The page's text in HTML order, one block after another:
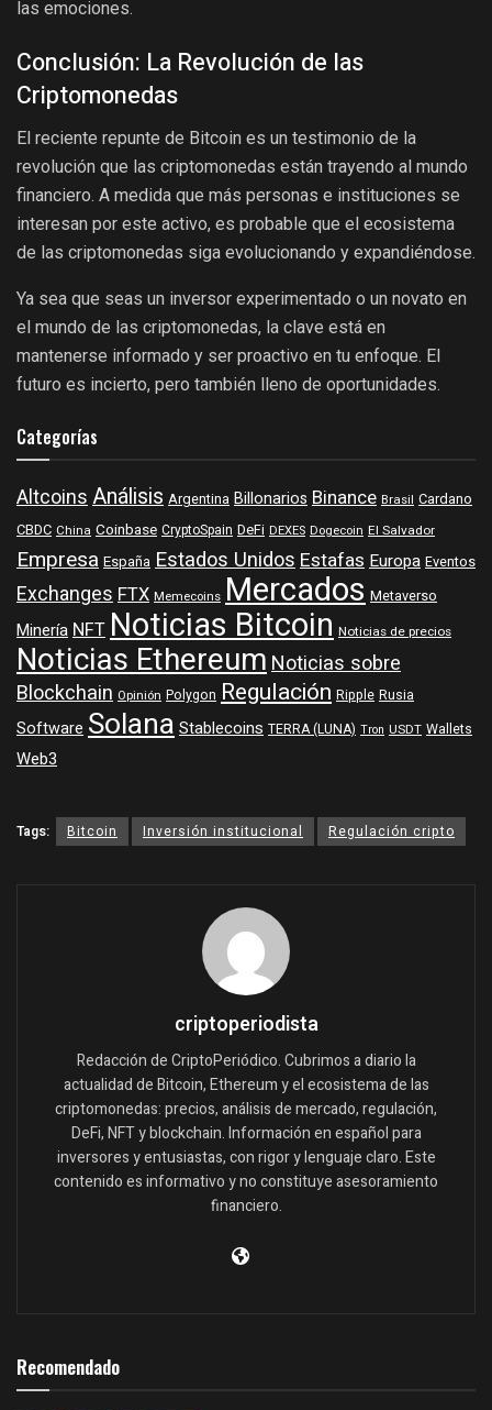
las emociones.
Conclusión: La Revolución de las
Criptomonedas
El reciente repunte de Bitcoin es un testimonio de la
revolución que las criptomonedas están trayendo al mundo
financiero. A medida que más personas e instituciones se
interesan por este activo, es probable que el ecosistema
de las criptomonedas siga evolucionando y expandiéndose.
Ya sea que seas un inversor experimentado o un novato en
el mundo de las criptomonedas, la clave está en
mantenerse informado y ser proactivo en tu enfoque. El
futuro es incierto, pero también lleno de oportunidades.
Categorías
Altcoins Análisis Argentina Billonarios Binance Brasil Cardano
CBDC China Coinbase CryptoSpain DeFi DEXES Dogecoin El Salvador
Empresa España Estados Unidos Estafas Europa Eventos
Exchanges FTX Memecoins Mercados Metaverso
MineríaNFTNoticias Bitcoin Noticias de precios
Noticias EthereumNoticias sobre
Blockchain Opinión Polygon Regulación Ripple Rusia
Software SolanaStablecoins TERRA (LUNA) Tron USDT Wallets
Web3
Tags: Bitcoin Inversión institucional Regulación cripto
criptoperiodista
Redacción de CriptoPeriódico. Cubrimos a diario la
actualidad de Bitcoin, Ethereum y el ecosistema de las
criptomonedas: precios, análisis de mercado, regulación,
DeFi, NFT y blockchain. Información en español para
inversores y entusiastas, con rigor y lenguaje claro. Este
contenido es informativo y no constituye asesoramiento
financiero.
Recomendado